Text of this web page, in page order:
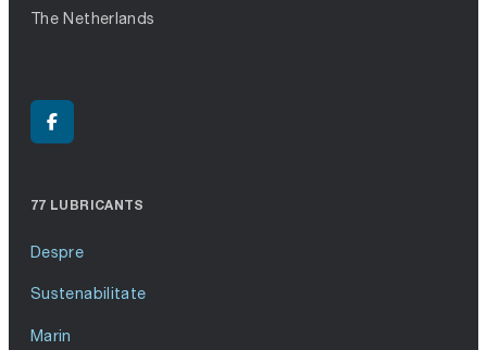
The Netherlands
77 LUBRICANTS
Despre
Sustenabilitate
Marin